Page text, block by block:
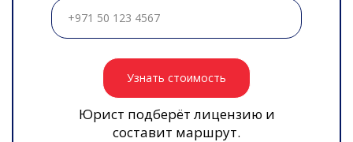
Узнать стоимость
Юрист подберёт лицензию и
составит маршрут.